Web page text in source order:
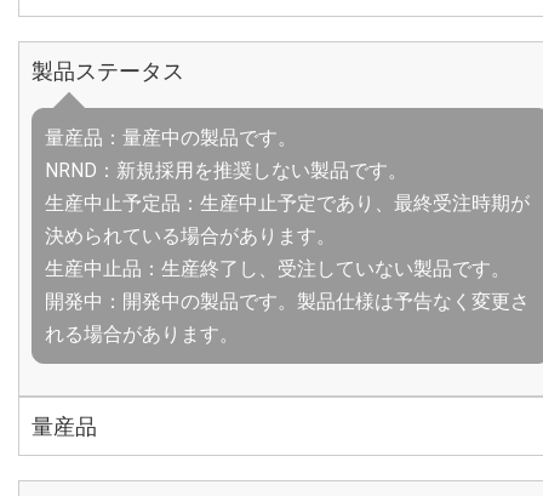
製品ステータス
量産品：量産中の製品です。
NRND：新規採用を推奨しない製品です。
生産中止予定品：生産中止予定であり、最終受注時期が
決められている場合があります。
生産中止品：生産終了し、受注していない製品です。
開発中：開発中の製品です。製品仕様は予告なく変更さ
れる場合があります。
量産品